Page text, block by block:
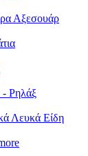
Αξεσουάρ
- Ρηλάξ
Λευκά Είδη